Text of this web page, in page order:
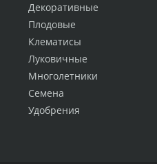
Декоративные
Плодовые
Клематисы
Луковичные
Многолетники
Семена
Удобрения